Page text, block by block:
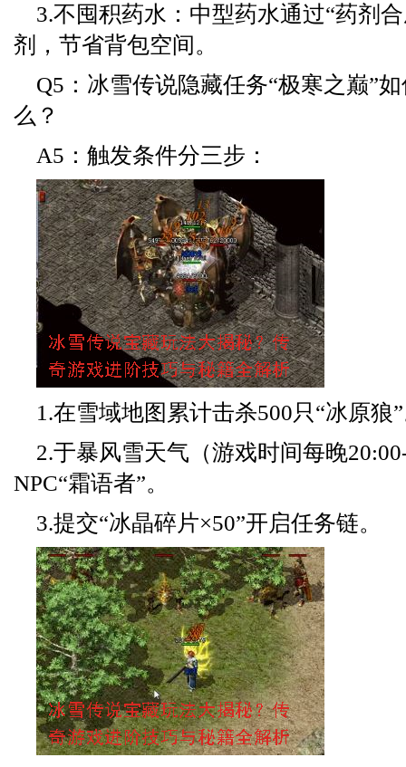
3.不囤积药水：中型药水通过“药剂
剂，节省背包空间。
Q5：冰雪传说隐藏任务“极寒之巅”
么？
A5：触发条件分三步：
1.在雪域地图累计击杀500只“冰原狼
2.于暴风雪天气（游戏时间每晚
NPC“霜语者”。
3.提交“冰晶碎片×50”开启任务链。